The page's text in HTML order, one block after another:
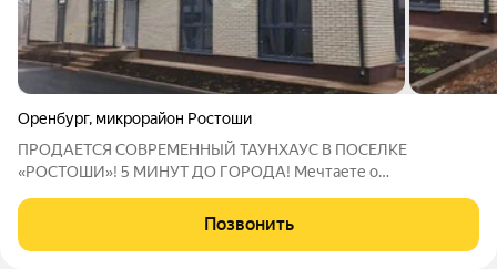
Оренбург, микрорайон Ростоши
ПРОДАЕТСЯ СОВРЕМЕННЫЙ ТАУНХАУС В ПОСЕЛКЕ
«РОСТОШИ»! 5 МИНУТ ДО ГОРОДА! Мечтаете о
комфорту и доступности? Этот таунхаус идеальный баланс
между уютом частного дома и всеми преимуществами
Позвонить